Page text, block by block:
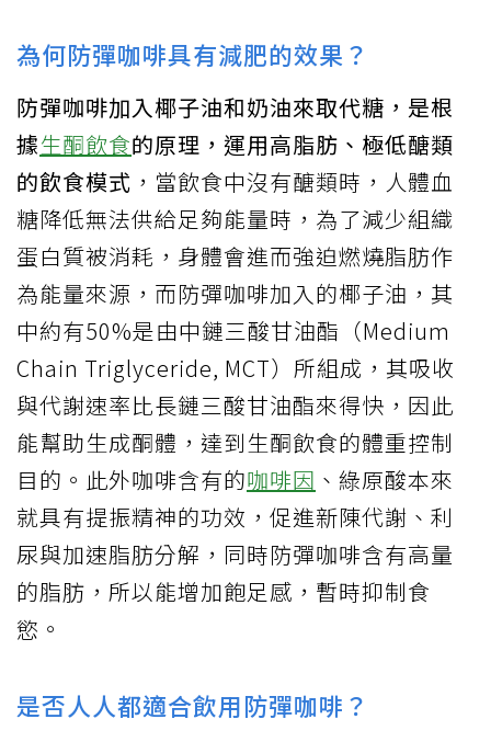
為何防彈咖啡具有減肥的效果？
防彈咖啡加入椰子油和奶油來取代糖，是根
據生酮飲食的原理，運用高脂肪、極低醣類
的飲食模式 ，當飲食中沒有醣類時，人體血
糖降低無法供給足夠能量時，為了減少組織
蛋白質被消耗，身體會進而強迫燃燒脂肪作
為能量來源，而防彈咖啡加入的椰子油，其
中約有50%是由中鏈三酸甘油酯（Medium
Chain Triglyceride, MCT）所組成，其吸收
與代謝速率比長鏈三酸甘油酯來得快，因此
能幫助生成酮體，達到生酮飲食的體重控制
目的。此外咖啡含有的咖啡因 、綠原酸本來
就具有提振精神的功效，促進新陳代謝、利
尿與加速脂肪分解，同時防彈咖啡含有高量
的脂肪，所以能增加飽足感，暫時抑制食
慾。
是否人人都適合飲用防彈咖啡？